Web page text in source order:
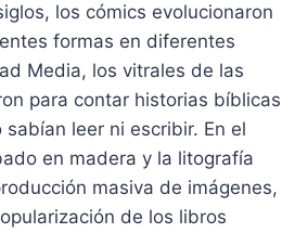
los cómics evolucionaron
formas en diferentes
Media, los vitrales de las
para contar historias bíblicas
sabían leer ni escribir. En el
en madera y la litografía
masiva de imágenes,
de los libros